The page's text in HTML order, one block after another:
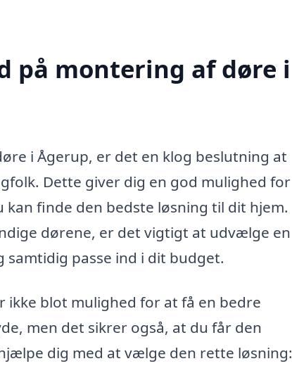
på montering af døre i
i Ågerup, er det en klog beslutning at
Dette giver dig en god mulighed for
finde den bedste løsning til dit hjem.
dørene, er det vigtigt at udvælge en
samtidig passe ind i dit budget.
blot mulighed for at få en bedre
men det sikrer også, at du får den
dig med at vælge den rette løsning: